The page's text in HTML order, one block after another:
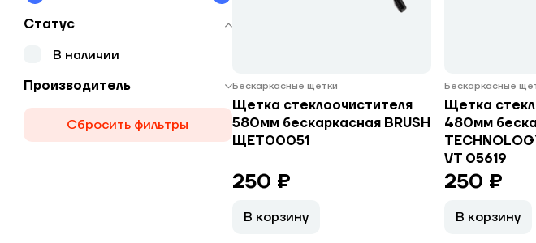
Статус
В наличии
Производитель
Сбросить фильтры
Бескаркасные щетки
Щетка стеклоочистителя
580мм бескаркасная BRUSH
ЩЕТ00051
250 ₽
В корзину
Бескаркасные
Щетка
480мм
VT 05619
250 ₽
В корзину